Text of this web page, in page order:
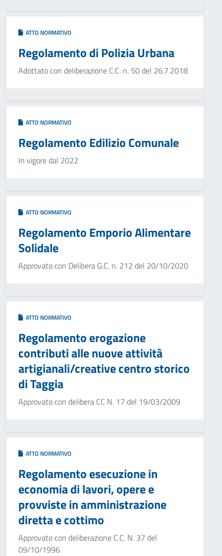
ATTO NORMATIVO
Regolamento di Polizia Urbana
Adottato con deliberazione C.C. n. 50 del 26.7.2018
ATTO NORMATIVO
Regolamento Edilizio Comunale
In vigore dal 2022
ATTO NORMATIVO
Regolamento Emporio Alimentare
Solidale
Approvato con Delibera G.C. n. 212 del 20/10/2020
ATTO NORMATIVO
Regolamento erogazione
contributi alle nuove attività
artigianali/creative centro storico
di Taggia
Approvato con delibera CC N. 17 del 19/03/2009
ATTO NORMATIVO
Regolamento esecuzione in
economia di lavori, opere e
provviste in amministrazione
diretta e cottimo
Approvato con deliberazione C.C. N. 37 del
09/10/1996